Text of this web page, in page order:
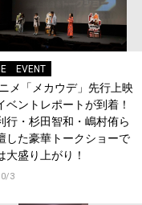
EVENT
メ「メカウデ」先行上映
ベントレポートが到着！
行・杉田智和・嶋村侑ら
した豪華トークショーで
大盛り上がり！
3